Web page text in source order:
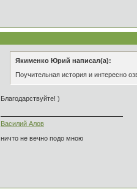
Якименко Юрий написал(а):
Поучительная история и интересно
Благодарствуйте! )
Василий Алов
ничто не вечно подо мною